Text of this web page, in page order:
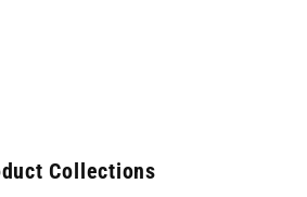
Collections